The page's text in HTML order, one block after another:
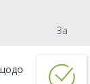
За